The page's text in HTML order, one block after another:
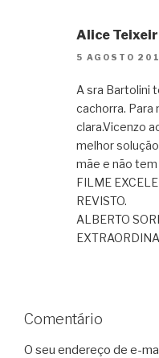
Alice
5 AGOSTO
A sra Bartolini
cachorra. Para
clara.Vicenzo
melhor
mãe e não
FILME
REVISTO.
ALBERTO
Comentário
O seu endereço de e-